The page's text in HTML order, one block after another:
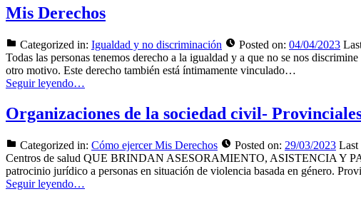
Mis Derechos
Categorized in: Igualdad y no discriminación Posted on: 04/04/2023
Todas las personas tenemos derecho a la igualdad y a que no se nos
otro motivo. Este derecho también está íntimamente vinculado…
Seguir leyendo…
Organizaciones de la sociedad civil-
Categorized in: Cómo ejercer Mis Derechos Posted on: 29/03/2023 Last
Centros de salud QUE BRINDAN ASESORAMIENTO, ASISTENCIA Y
patrocinio jurídico a personas en situación de violencia basada en género.
Seguir leyendo…